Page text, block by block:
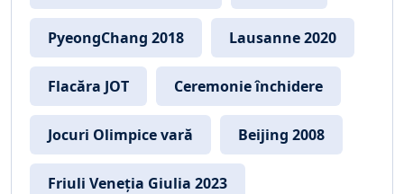
PyeongChang 2018 Lausanne 2020
Flacăra JOT Ceremonie închidere
Jocuri Olimpice vară Beijing 2008
Friuli Veneția Giulia 2023